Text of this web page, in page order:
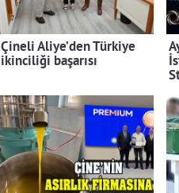
Çineli Aliye’den Türkiye
ikinciliği başarısı